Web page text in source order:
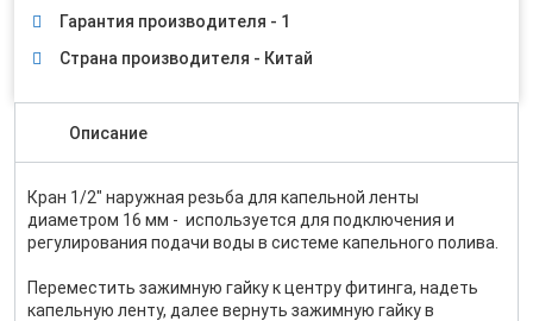
Гарантия производителя - 1
Страна производителя - Китай
Описание
Кран 1/2" наружная резьба для капельной ленты
диаметром 16 мм - используется для подключения и
регулирования подачи воды в системе капельного полива.
Переместить зажимную гайку к центру фитинга, надеть
капельную ленту, далее вернуть зажимную гайку в